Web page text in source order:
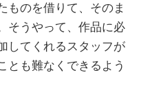
ものを借りて、そのま
そうやって、作品に必
してくれるスタッフが
とも難なくできるよう